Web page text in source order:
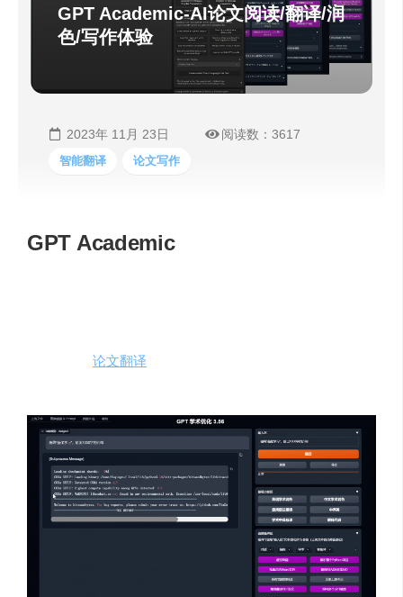
GPT Academic-AI论文阅读/翻译/润
色/写作体验
2023年 11月 23日 阅读数：3617
智能翻译 论文写作
GPT Academic
论文翻译